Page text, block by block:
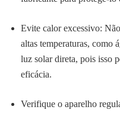
Evite calor excessivo:
altas temperaturas, como
luz solar direta, pois isso
eficácia.
Verifique o aparelho